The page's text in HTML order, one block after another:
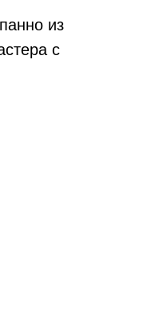
из
с